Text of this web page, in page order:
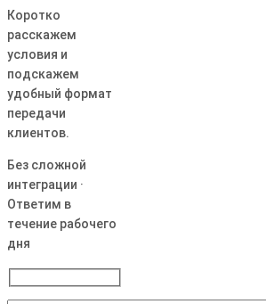
Коротко
расскажем
условия и
подскажем
удобный формат
передачи
клиентов.
Без сложной
интеграции ·
Ответим в
течение рабочего
дня